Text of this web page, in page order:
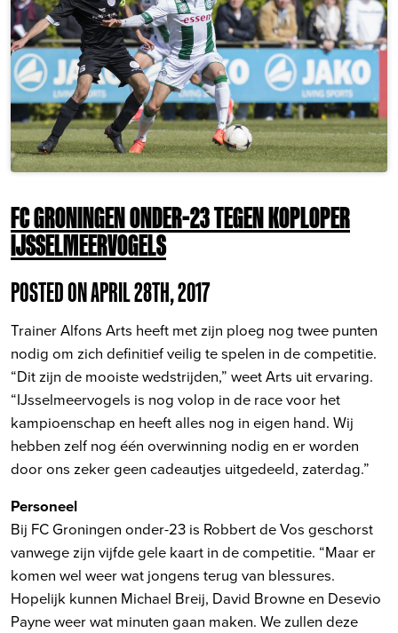
FC GRONINGEN ONDER-23 TEGEN KOPLOPER
IJSSELMEERVOGELS
POSTED ON APRIL 28TH, 2017
Trainer Alfons Arts heeft met zijn ploeg nog twee punten
nodig om zich definitief veilig te spelen in de competitie.
“Dit zijn de mooiste wedstrijden,” weet Arts uit ervaring.
“IJsselmeervogels is nog volop in de race voor het
kampioenschap en heeft alles nog in eigen hand. Wij
hebben zelf nog één overwinning nodig en er worden
door ons zeker geen cadeautjes uitgedeeld, zaterdag.”
Personeel
Bij FC Groningen onder-23 is Robbert de Vos geschorst
vanwege zijn vijfde gele kaart in de competitie. “Maar er
komen wel weer wat jongens terug van blessures.
Hopelijk kunnen Michael Breij, David Browne en Desevio
Payne weer wat minuten gaan maken. We zullen deze